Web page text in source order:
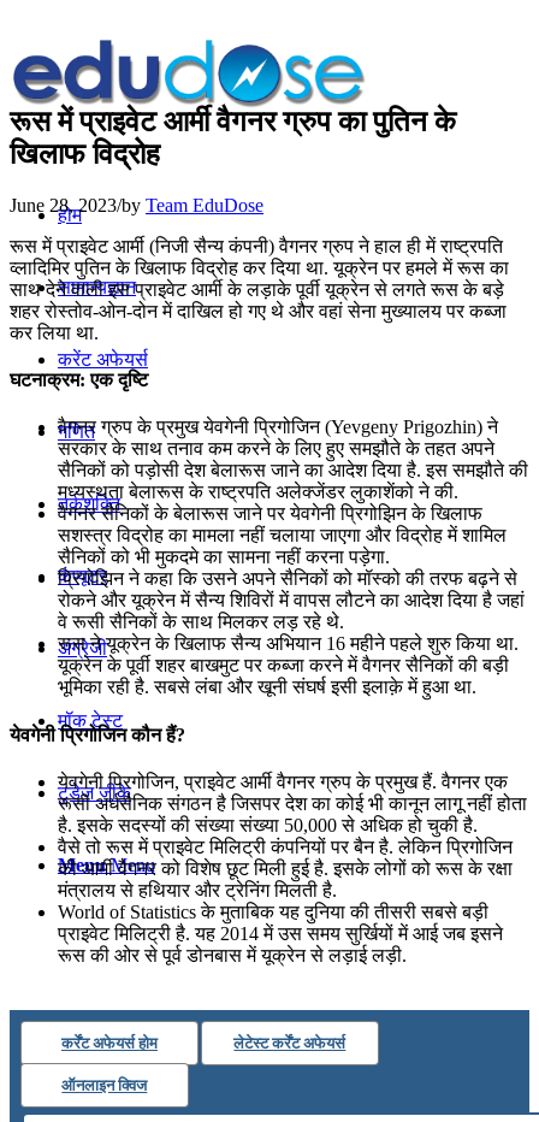
होम
सामान्यज्ञान
करेंट अफेयर्स
गणित
तर्कशक्ति
कंप्यूटर
अंग्रेजी
मॉक टेस्ट
टुडेज जीके
Menu Menu
रूस में प्राइवेट आर्मी वैगनर ग्रुप का पुतिन के
खिलाफ विद्रोह
June 28, 2023/by Team EduDose
रूस में प्राइवेट आर्मी (निजी सैन्य कंपनी) वैगनर ग्रुप ने हाल ही में राष्ट्रपति
व्लादिमिर पुतिन के खिलाफ विद्रोह कर दिया था. यूक्रेन पर हमले में रूस का
साथ देने वाली इस प्राइवेट आर्मी के लड़ाके पूर्वी यूक्रेन से लगते रूस के बड़े
शहर रोस्तोव-ओन-दोन में दाखिल हो गए थे और वहां सेना मुख्यालय पर कब्जा
कर लिया था.
घटनाक्रम: एक दृष्टि
वैगनर ग्रुप के प्रमुख येवगेनी प्रिगोजिन (Yevgeny Prigozhin) ने
सरकार के साथ तनाव कम करने के लिए हुए समझौते के तहत अपने
सैनिकों को पड़ोसी देश बेलारूस जाने का आदेश दिया है. इस समझौते की
मध्यस्थता बेलारूस के राष्ट्रपति अलेक्जेंडर लुकाशेंको ने की.
वैगनर सैनिकों के बेलारूस जाने पर येवगेनी प्रिगोझिन के खिलाफ
सशस्त्र विद्रोह का मामला नहीं चलाया जाएगा और विद्रोह में शामिल
सैनिकों को भी मुकदमे का सामना नहीं करना पड़ेगा.
प्रिगोझिन ने कहा कि उसने अपने सैनिकों को मॉस्को की तरफ बढ़ने से
रोकने और यूक्रेन में सैन्य शिविरों में वापस लौटने का आदेश दिया है जहां
वे रूसी सैनिकों के साथ मिलकर लड़ रहे थे.
रूस ने यूक्रेन के खिलाफ सैन्य अभियान 16 महीने पहले शुरु किया था.
यूक्रेन के पूर्वी शहर बाखमुट पर कब्जा करने में वैगनर सैनिकों की बड़ी
भूमिका रही है. सबसे लंबा और खूनी संघर्ष इसी इलाक़े में हुआ था.
येवगेनी प्रिगोजिन कौन हैं?
येवगेनी प्रिगोजिन, प्राइवेट आर्मी वैगनर ग्रुप के प्रमुख हैं. वैगनर एक
रूसी अर्धसैनिक संगठन है जिसपर देश का कोई भी कानून लागू नहीं होता
है. इसके सदस्यों की संख्या संख्या 50,000 से अधिक हो चुकी है.
वैसे तो रूस में प्राइवेट मिलिट्री कंपनियों पर बैन है. लेकिन प्रिगोजिन
की आर्मी वैगनर को विशेष छूट मिली हुई है. इसके लोगों को रूस के रक्षा
मंत्रालय से हथियार और ट्रेनिंग मिलती है.
World of Statistics के मुताबिक यह दुनिया की तीसरी सबसे बड़ी
प्राइवेट मिलिट्री है. यह 2014 में उस समय सुर्खियों में आई जब इसने
रूस की ओर से पूर्व डोनबास में यूक्रेन से लड़ाई लड़ी.
कर्रेंट अफेयर्स होम लेटेस्ट कर्रेंट अफेयर्स
ऑनलाइन क्विज